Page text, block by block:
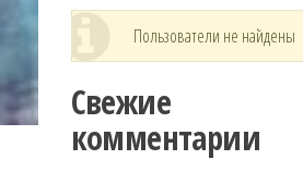
Пользователи не найдены
Свежие
комментарии